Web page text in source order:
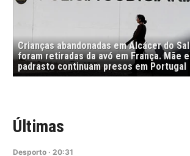
Crianças abandonadas em Alcácer do Sal
foram retiradas da avó em França. Mãe e
padrasto continuam presos em Portugal
Últimas
Desporto · 20:31